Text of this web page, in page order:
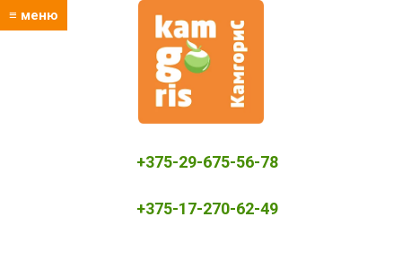
≡ меню
+375-29-675-56-78
+375-17-270-62-49